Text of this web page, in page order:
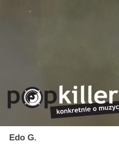
Edo G.